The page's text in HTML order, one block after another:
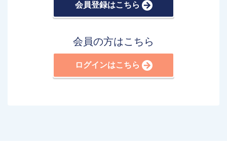
会員登録はこちら
会員の方はこちら
ログインはこちら